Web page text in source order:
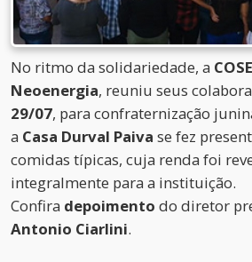
No ritmo da solidariedade, a
Neoenergia, reuniu seus
29/07, para confraternização
a Casa Durval Paiva se fez
comidas típicas, cuja renda foi
integralmente para a instituição.
Confira depoimento do diretor
Antonio Ciarlini.